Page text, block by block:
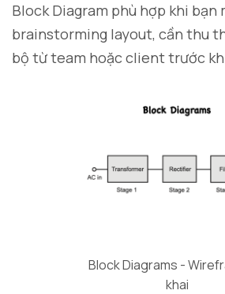
Block Diagram phù hợp khi bạn
brainstorming layout, cần thu
bộ từ team hoặc client trước
Block Diagrams -
khai